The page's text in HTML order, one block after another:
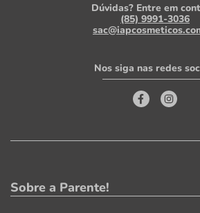
Dúvidas? Entre em
(85) 9991-3036
Nos siga nas redes
Sobre a Parente!